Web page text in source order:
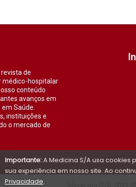
de
médico-hospitalar
conteúdo
avanços em
Saúde.
instituições e
o mercado de
Importante:A Medicina S/A usa
sua experiência em nosso site. Ao
Privacidade.